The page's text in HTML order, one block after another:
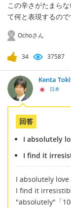
この辛さがたまら
て何と表現するので
Ochoさん
34 37587
Kenta
日本
回答
I absolutely
I find it
I absolutely love
I find it
"absolutely"「